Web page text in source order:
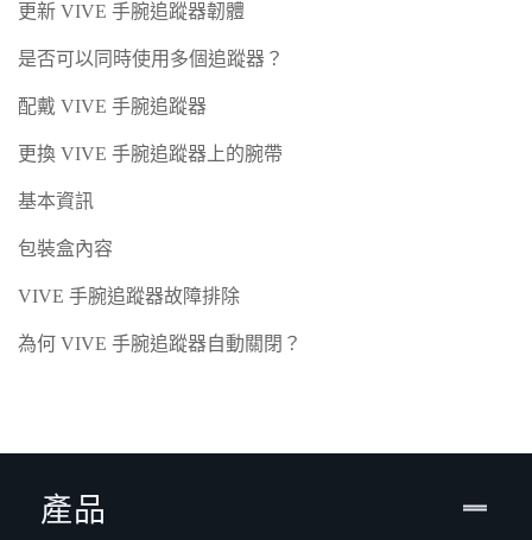
更新 VIVE 手腕追蹤器韌體
是否可以同時使用多個追蹤器？
配戴 VIVE 手腕追蹤器
更換 VIVE 手腕追蹤器上的腕帶
基本資訊
包裝盒內容
VIVE 手腕追蹤器故障排除
為何 VIVE 手腕追蹤器自動關閉？
產品